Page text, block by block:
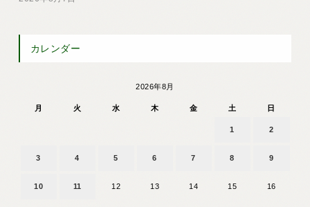
カレンダー
2026年8月
月 火 水 木 金 土 日
1 2
3 4 5 6 7 8 9
10 11 12 13 14 15 16